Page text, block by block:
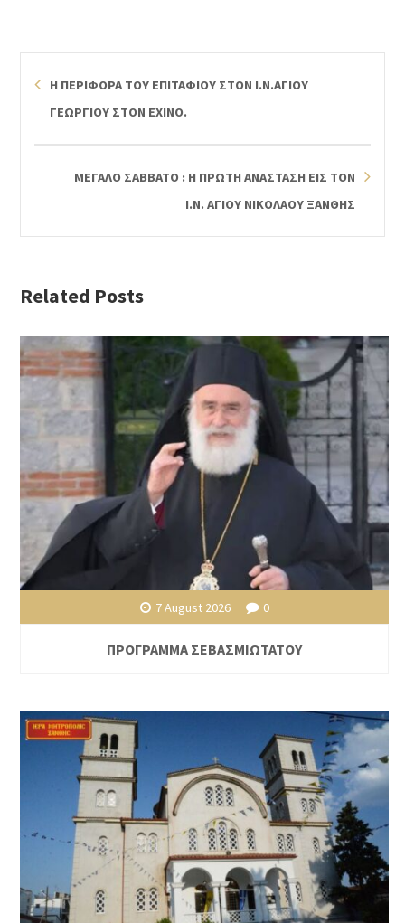
Η ΠΕΡΙΦΟΡΑ ΤΟΥ ΕΠΙΤΑΦΙΟΥ ΣΤΟΝ Ι.Ν.ΑΓΙΟΥ
ΓΕΩΡΓΙΟΥ ΣΤΟΝ ΕΧΙΝΟ.
ΜΕΓΑΛΟ ΣΑΒΒΑΤΟ : Η ΠΡΩΤΗ ΑΝΑΣΤΑΣΗ ΕΙΣ ΤΟΝ
Ι.Ν. ΑΓΙΟΥ ΝΙΚΟΛΑΟΥ ΞΑΝΘΗΣ
Related Posts
7 August 2026 0
ΠΡΟΓΡΑΜΜΑ ΣΕΒΑΣΜΙΩΤΑΤΟΥ